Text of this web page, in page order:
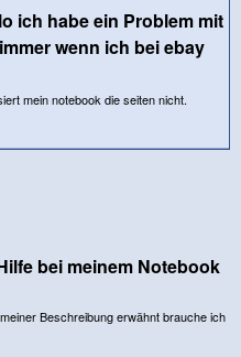
ich habe ein Problem mit
wenn ich bei ebay
mein notebook die seiten nicht.
bei meinem Notebook
Beschreibung erwähnt brauche ich